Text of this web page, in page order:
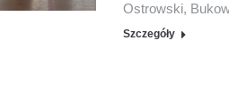
Ostrowski,
Szczegóły